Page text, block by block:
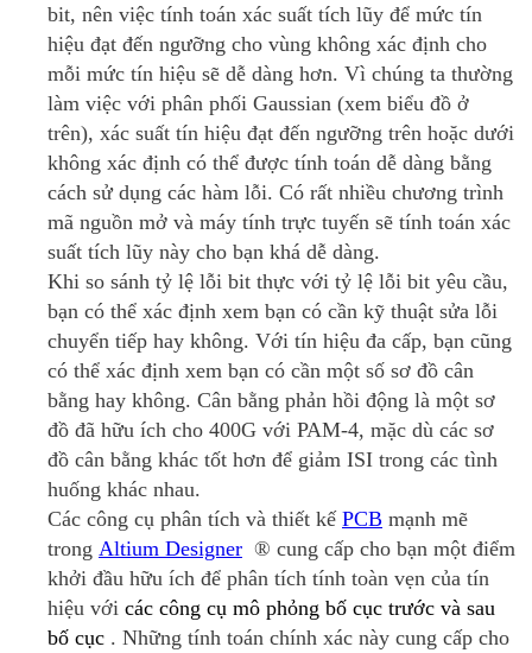
bit, nên việc tính toán xác suất tích lũy để mức tín
hiệu đạt đến ngưỡng cho vùng không xác định cho
mỗi mức tín hiệu sẽ dễ dàng hơn. Vì chúng ta thường
làm việc với phân phối Gaussian (xem biểu đồ ở
trên), xác suất tín hiệu đạt đến ngưỡng trên hoặc dưới
không xác định có thể được tính toán dễ dàng bằng
cách sử dụng các hàm lỗi. Có rất nhiều chương trình
mã nguồn mở và máy tính trực tuyến sẽ tính toán xác
suất tích lũy này cho bạn khá dễ dàng.
Khi so sánh tỷ lệ lỗi bit thực với tỷ lệ lỗi bit yêu cầu,
bạn có thể xác định xem bạn có cần kỹ thuật sửa lỗi
chuyển tiếp hay không. Với tín hiệu đa cấp, bạn cũng
có thể xác định xem bạn có cần một số sơ đồ cân
bằng hay không. Cân bằng phản hồi động là một sơ
đồ đã hữu ích cho 400G với PAM-4, mặc dù các sơ
đồ cân bằng khác tốt hơn để giảm ISI trong các tình
huống khác nhau.
Các công cụ phân tích và thiết kế PCB mạnh mẽ
trong Altium Designer ® cung cấp cho bạn một điểm
khởi đầu hữu ích để phân tích tính toàn vẹn của tín
hiệu với các công cụ mô phỏng bố cục trước và sau
bố cục . Những tính toán chính xác này cung cấp cho